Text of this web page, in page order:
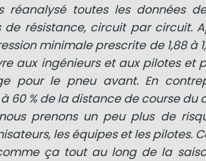
réanalysé toutes les données
résistance, circuit par circuit.
minimale prescrite de 1,88 à
aux ingénieurs et aux pilotes et
pour le pneu avant. En
60 % de la distance de course du
prenons un peu plus de
les équipes et les pilotes.
ça tout au long de la